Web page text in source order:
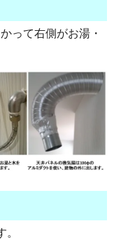
って右側がお湯・